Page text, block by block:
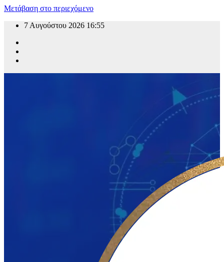
Μετάβαση στο περιεχόμενο
7 Αυγούστου 2026 16:55